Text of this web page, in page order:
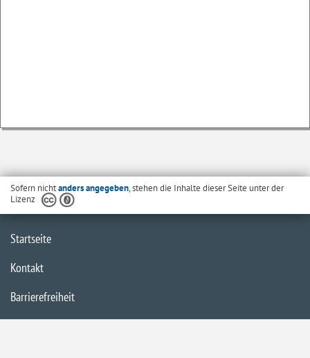
Sofern nichtanders angegeben, stehen die Inhalte dieser Seite unter der
Lizenz
Startseite
Kontakt
Barrierefreiheit